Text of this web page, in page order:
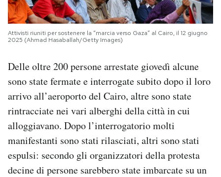
Attivisti riuniti per sostenere la “marcia verso Gaza” al Cairo, il 12 giugno
2025 (Ahmad Hasaballah/Getty Images)
Delle oltre 200 persone arrestate giovedì alcune
sono state fermate e interrogate subito dopo il loro
arrivo all’aeroporto del Cairo, altre sono state
rintracciate nei vari alberghi della città in cui
alloggiavano. Dopo l’interrogatorio molti
manifestanti sono stati rilasciati, altri sono stati
espulsi: secondo gli organizzatori della protesta
decine di persone sarebbero state imbarcate su un